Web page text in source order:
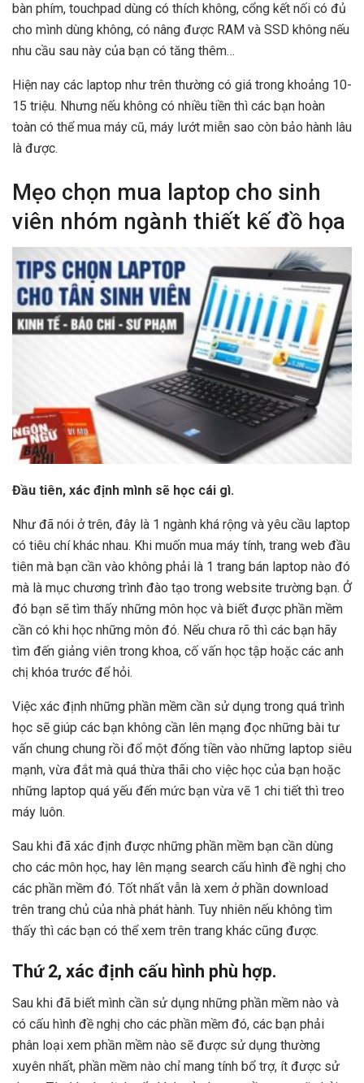
bàn phím, touchpad dùng có thích không, cổng kết nối có đủ
cho mình dùng không, có nâng được RAM và SSD không nếu
nhu cầu sau này của bạn có tăng thêm…
Hiện nay các laptop như trên thường có giá trong khoảng 10-
15 triệu. Nhưng nếu không có nhiều tiền thì các bạn hoàn
toàn có thể mua máy cũ, máy lướt miễn sao còn bảo hành lâu
là được.
Mẹo chọn mua laptop cho sinh
viên nhóm ngành thiết kế đồ họa
Đầu tiên, xác định mình sẽ học cái gì.
Như đã nói ở trên, đây là 1 ngành khá rộng và yêu cầu laptop
có tiêu chí khác nhau. Khi muốn mua máy tính, trang web đầu
tiên mà bạn cần vào không phải là 1 trang bán laptop nào đó
mà là mục chương trình đào tạo trong website trường bạn. Ở
đó bạn sẽ tìm thấy những môn học và biết được phần mềm
cần có khi học những môn đó. Nếu chưa rõ thì các bạn hãy
tìm đến giảng viên trong khoa, cố vấn học tập hoặc các anh
chị khóa trước để hỏi.
Việc xác định những phần mềm cần sử dụng trong quá trình
học sẽ giúp các bạn không cần lên mạng đọc những bài tư
vấn chung chung rồi đổ một đống tiền vào những laptop siêu
mạnh, vừa đắt mà quá thừa thãi cho việc học của bạn hoặc
những laptop quá yếu đến mức bạn vừa vẽ 1 chi tiết thì treo
máy luôn.
Sau khi đã xác định được những phần mềm bạn cần dùng
cho các môn học, hay lên mạng search cấu hình đề nghị cho
các phần mềm đó. Tốt nhất vẫn là xem ở phần download
trên trang chủ của nhà phát hành. Tuy nhiên nếu không tìm
thấy thì các bạn có thể xem trên trang khác cũng được.
Thứ 2, xác định cấu hình phù hợp.
Sau khi đã biết mình cần sử dụng những phần mềm nào và
có cấu hình đề nghị cho các phần mềm đó, các bạn phải
phân loại xem phần mềm nào sẽ được sử dụng thường
xuyên nhất, phần mềm nào chỉ mang tính bổ trợ, ít được sử